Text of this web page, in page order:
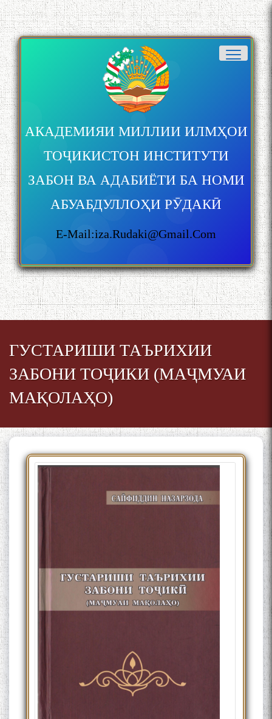
АКАДЕМИЯИ МИЛЛИИ ИЛМҲОИ
ТОҶИКИСТОН ИНСТИТУТИ
ЗАБОН ВА АДАБИЁТИ БА НОМИ
АБУАБДУЛЛОҲИ РӮДАКӢ
E-Mail:iza.rudaki@gmail.com
ГУСТАРИШИ ТАЪРИХИИ
ЗАБОНИ ТОҶИКИ (МАҶМУАИ
МАҚОЛАҲО)